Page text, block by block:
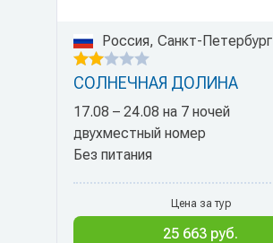
Россия, Санкт-Петербург
СОЛНЕЧНАЯ ДОЛИНА
17.08 – 24.08 на 7 ночей
двухместный номер
Без питания
Цена за тур
25 663 руб.